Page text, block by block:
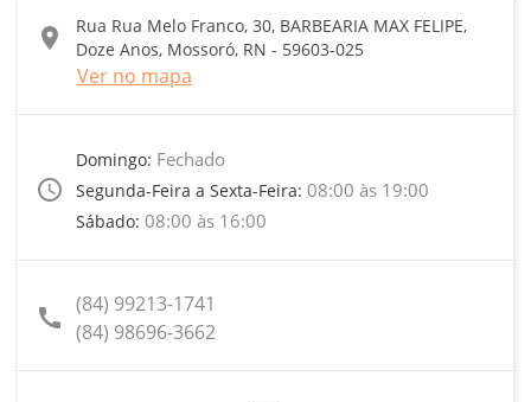
location_on
Rua Rua Melo Franco, 30, BARBEARIA MAX FELIPE,
Doze Anos, Mossoró, RN - 59603-025
Ver no mapa
access_time
Domingo: Fechado
Segunda-Feira a Sexta-Feira: 08:00 às 19:00
Sábado: 08:00 às 16:00
call (84) 99213-1741
(84) 98696-3662